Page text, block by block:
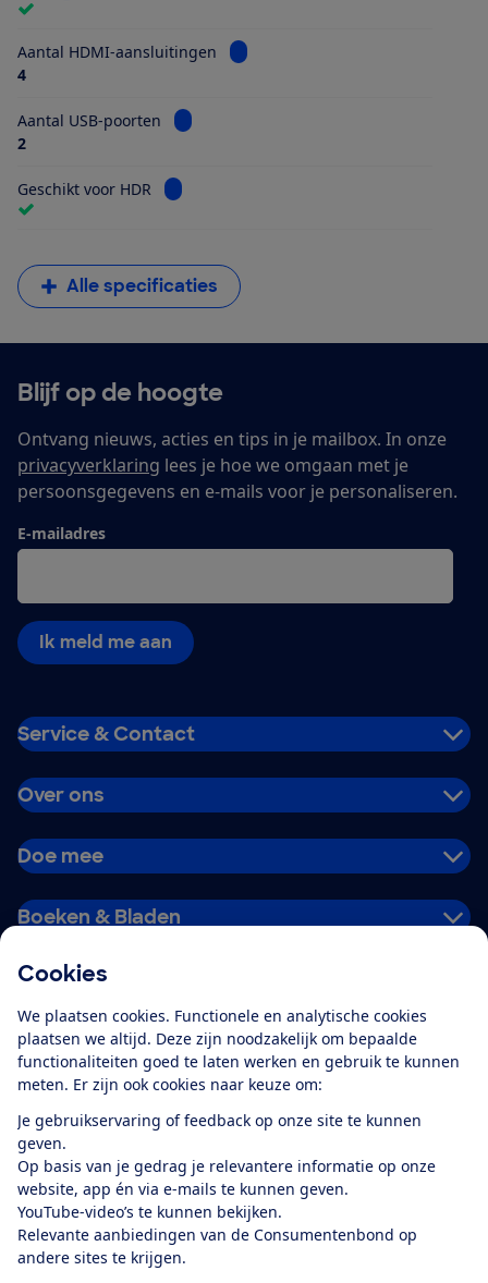
Cookies
We plaatsen cookies. Functionele en analytische cookies
plaatsen we altijd. Deze zijn noodzakelijk om bepaalde
functionaliteiten goed te laten werken en gebruik te kunnen
meten. Er zijn ook cookies naar keuze om:
Je gebruikservaring of feedback op onze site te kunnen
geven.
Op basis van je gedrag je relevantere informatie op onze
website, app én via e-mails te kunnen geven.
YouTube-video’s te kunnen bekijken.
Relevante aanbiedingen van de Consumentenbond op
andere sites te krijgen.
Aantal HDMI-aansluitingen
Bekijk informatie voor Aantal
4
Aantal USB-poorten
Bekijk informatie voor Aantal USB-poorten
2
Geschikt voor HDR Bekijk informatie voor Geschikt voor HDR
Alle specificaties
Blijf op de hoogte
Ontvang nieuws, acties en tips in je mailbox. In onze
privacyverklaring lees je hoe we omgaan met je
persoonsgegevens en e-mails voor je personaliseren.
E-mailadres
Ik meld me aan
Service & Contact
Over ons
Doe mee
Boeken & Bladen
Alles over de
app
Algemene Voorwaarden
Privacyverklaring
Cookiebeleid
Privacyvoorkeuren
Toegankelijkheid